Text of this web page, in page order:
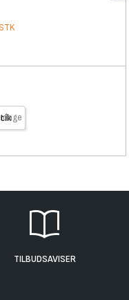
TILBUDSAVISER